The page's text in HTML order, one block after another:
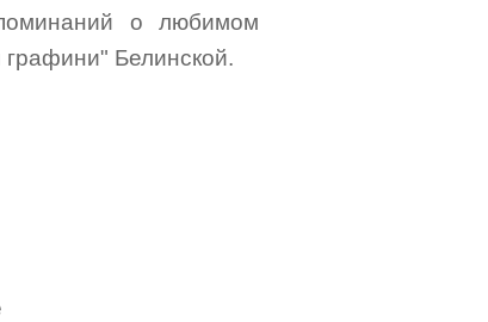
о любимом
Белинской.